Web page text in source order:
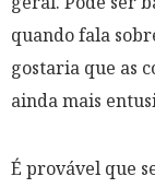
quando fala
gostaria que as
ainda mais
É provável que